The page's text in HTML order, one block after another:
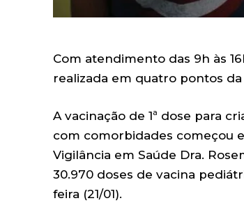
Com atendimento das 9h às
realizada em quatro pontos da
A vacinação de 1ª dose para
com comorbidades começou
Vigilância em Saúde Dra.
30.970 doses de vacina
feira (21/01).